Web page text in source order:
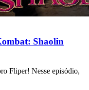
Shaolin
Fliper! Nesse episódio,